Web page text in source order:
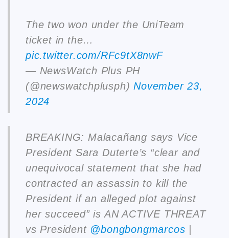
The two won under the UniTeam
ticket in the…
pic.twitter.com/RFc9tX8nwF
— NewsWatch Plus PH
(@newswatchplusph)November 23,
2024
BREAKING: Malacañang says Vice
President Sara Duterte’s “clear and
unequivocal statement that she had
contracted an assassin to kill the
President if an alleged plot against
her succeed” is AN ACTIVE THREAT
vs President @bongbongmarcos